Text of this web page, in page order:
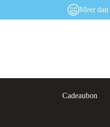
Meer dan
Cadeaubon